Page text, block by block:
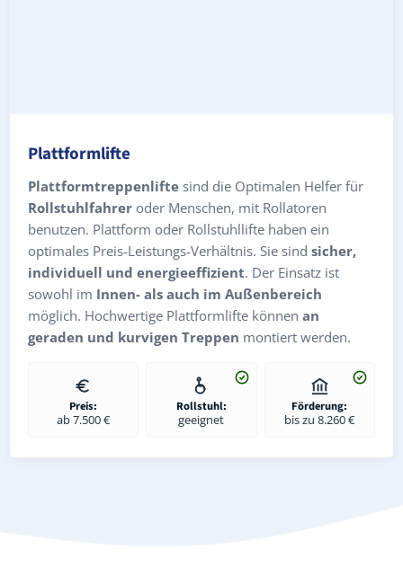
Plattformlifte
Plattformtreppenlifte sind die Optimalen Helfer für
Rollstuhlfahrer oder Menschen, mit Rollatoren
benutzen. Plattform oder Rollstuhllifte haben ein
optimales Preis-Leistungs-Verhältnis. Sie sind sicher,
individuell und energieeffizient. Der Einsatz ist
sowohl im Innen- als auch im Außenbereich
möglich. Hochwertige Plattformlifte können an
geraden und kurvigen Treppen montiert werden.
Preis:
ab 7.500 €
Rollstuhl:
geeignet
Förderung:
bis zu 8.260 €